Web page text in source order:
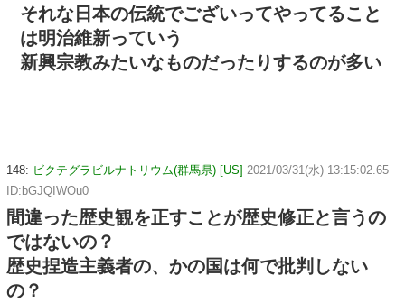
それな日本の伝統でございってやってること
は明治維新っていう
新興宗教みたいなものだったりするのが多い
148: ビクテグラビルナトリウム(群馬県) [US] 2021/03/31(水) 13:15:02.65
ID:bGJQIWOu0
間違った歴史観を正すことが歴史修正と言うの
ではないの？
歴史捏造主義者の、かの国は何で批判しない
の？